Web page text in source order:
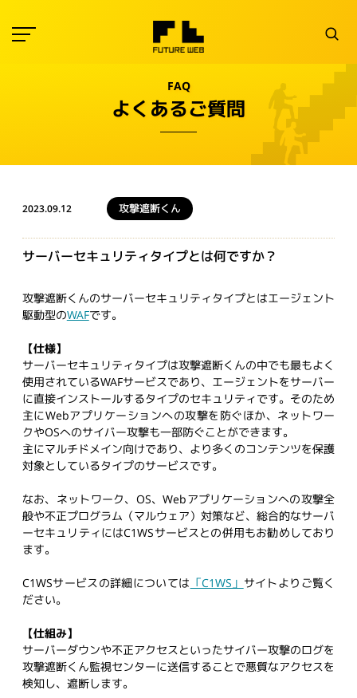
FAQ
よくあるご質問
2023.09.12 攻撃遮断くん
サーバーセキュリティタイプとは何ですか？
攻撃遮断くんのサーバーセキュリティタイプとはエージェント
駆動型のWAFです。
【仕様】
サーバーセキュリティタイプは攻撃遮断くんの中でも最もよく
使用されているWAFサービスであり、エージェントをサーバー
に直接インストールするタイプのセキュリティです。そのため
主にWebアプリケーションへの攻撃を防ぐほか、ネットワー
クやOSへのサイバー攻撃も一部防ぐことができます。
主にマルチドメイン向けであり、より多くのコンテンツを保護
対象としているタイプのサービスです。
なお、ネットワーク、OS、Webアプリケーションへの攻撃全
般や不正プログラム（マルウェア）対策など、総合的なサーバ
ーセキュリティにはC1WSサービスとの併用もお勧めしており
ます。
C1WSサービスの詳細については 「C1WS」 サイトよりご覧く
ださい。
【仕組み】
サーバーダウンや不正アクセスといったサイバー攻撃のログを
攻撃遮断くん監視センターに送信することで悪質なアクセスを
検知し、遮断します。